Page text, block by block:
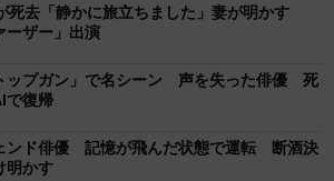
死去「静かに旅立ちました」妻が明かす
ーザー」出演
ップガン」で名シーン 声を失った俳優 死
で復帰
ンド俳優 記憶が飛んだ状態で運転 断酒決
明かす